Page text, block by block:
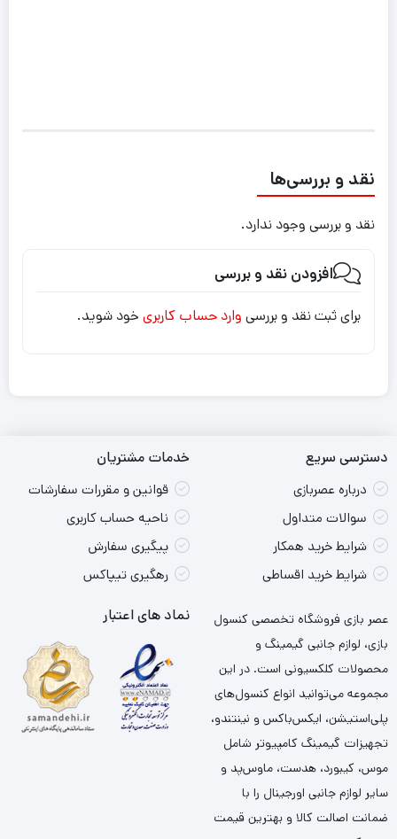
نقد و بررسی‌ها
نقد و بررسی وجود ندارد.
افزودن نقد و بررسی
برای ثبت نقد و بررسی وارد حساب کاربری خود شوید.
دسترسی سریع
درباره عصربازی
سوالات متداول
شرایط خرید همکار
شرایط خرید اقساطی
خدمات مشتریان
قوانین و مقررات سفارشات
ناحیه حساب کاربری
پیگیری سفارش
رهگیری تیپاکس
عصر بازی فروشگاه تخصصی کنسول
بازی، لوازم جانبی گیمینگ و
محصولات کلکسیونی است. در این
مجموعه می‌توانید انواع کنسول‌های
پلی‌استیشن، ایکس‌باکس و نینتندو،
تجهیزات گیمینگ کامپیوتر شامل
موس، کیبورد، هدست، ماوس‌پد و
سایر لوازم جانبی اورجینال را با
ضمانت اصالت کالا و بهترین قیمت
نماد های اعتبار